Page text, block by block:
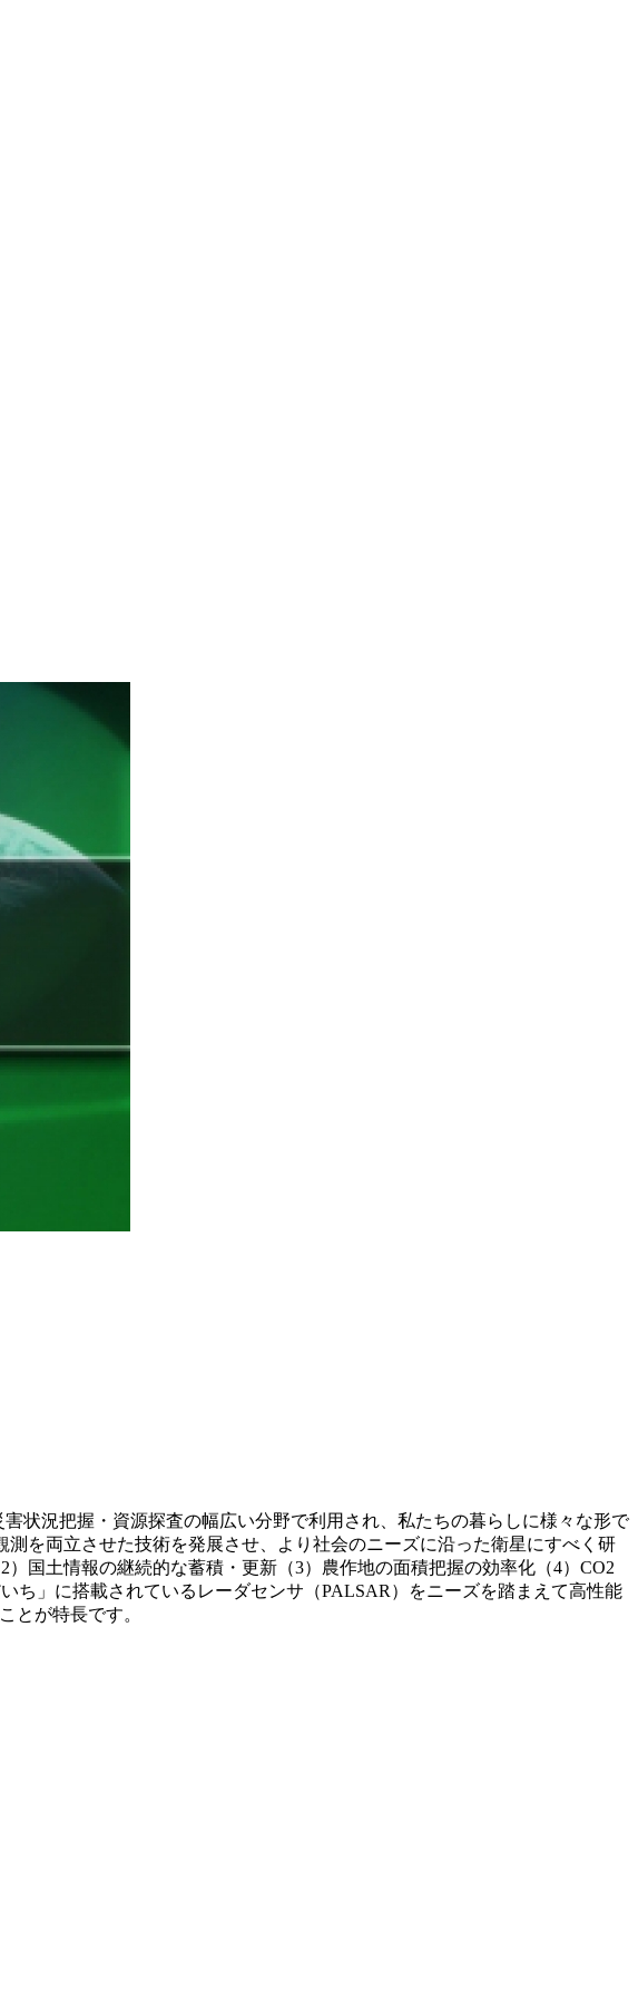
状況把握・資源探査の幅広い分野で利用され、私たちの暮らしに様々な形で
を両立させた技術を発展させ、より社会のニーズに沿った衛星にすべく研
国土情報の継続的な蓄積・更新（3）農作地の面積把握の効率化（4）CO2
ち」に搭載されているレーダセンサ（PALSAR）をニーズを踏まえて高性能
とが特長です。